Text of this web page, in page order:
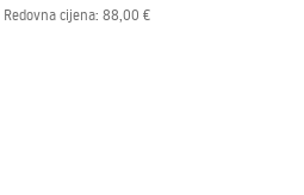
Redovna cijena: 88,00 €